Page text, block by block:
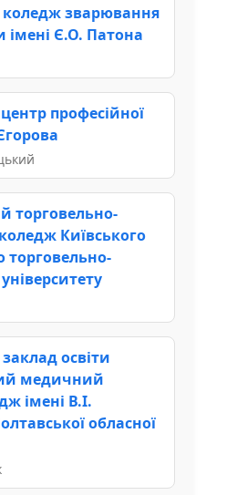
зварювання
імені Є.О. Патона
професійної
торговельно-
Київського
торговельно-
освіти
медичний
імені В.І.
обласної